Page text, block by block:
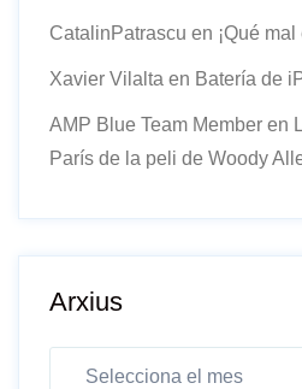
CatalinPatrascu en ¡Qué
Xavier Vilalta en Batería de
AMP Blue Team Member en
París de la peli de Woody
Arxius